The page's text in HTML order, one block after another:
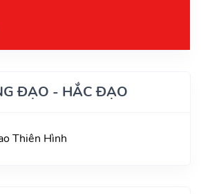
ĐẠO - HẮC ĐẠO
Thiên Hình